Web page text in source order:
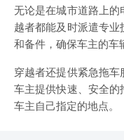
无论是在城市道路上
越者都能及时派遣专
和备件，确保车主的车
穿越者还提供紧急拖
车主提供快速、安全
车主自己指定的地点。